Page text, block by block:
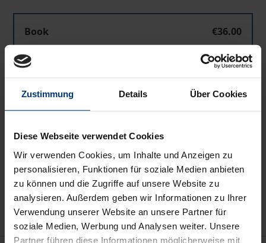
Zustimmung Details Über Cookies
Diese Webseite verwendet Cookies
Wir verwenden Cookies, um Inhalte und Anzeigen zu
personalisieren, Funktionen für soziale Medien anbieten
zu können und die Zugriffe auf unsere Website zu
analysieren. Außerdem geben wir Informationen zu Ihrer
Verwendung unserer Website an unsere Partner für
soziale Medien, Werbung und Analysen weiter. Unsere
Partner führen diese Informationen möglicherweise mit
Book
€36.00
Available
Prices include VAT. Depending on the delivery address, VAT
Add to Cart
Add to Wish List